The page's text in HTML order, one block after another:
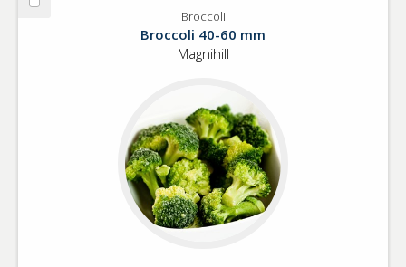
Välj
Broccoli
Broccoli 40-60 mm
Magnihill